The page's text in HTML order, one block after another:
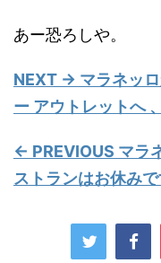
あー恐ろしや。
NEXT → マラネッ
ー アウトレットへ
← PREVIOUS マラ
ストランはお休み